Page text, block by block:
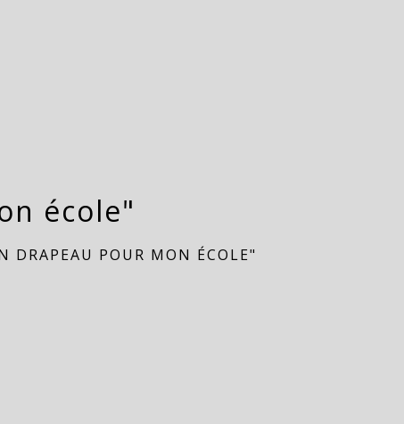
école"
DRAPEAU POUR MON ÉCOLE"